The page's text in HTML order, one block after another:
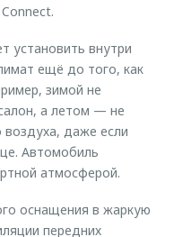
установить внутри
ещё до того, как
зимой не
а летом — не
даже если
Автомобиль
атмосферой.
оснащения в жаркую
передних